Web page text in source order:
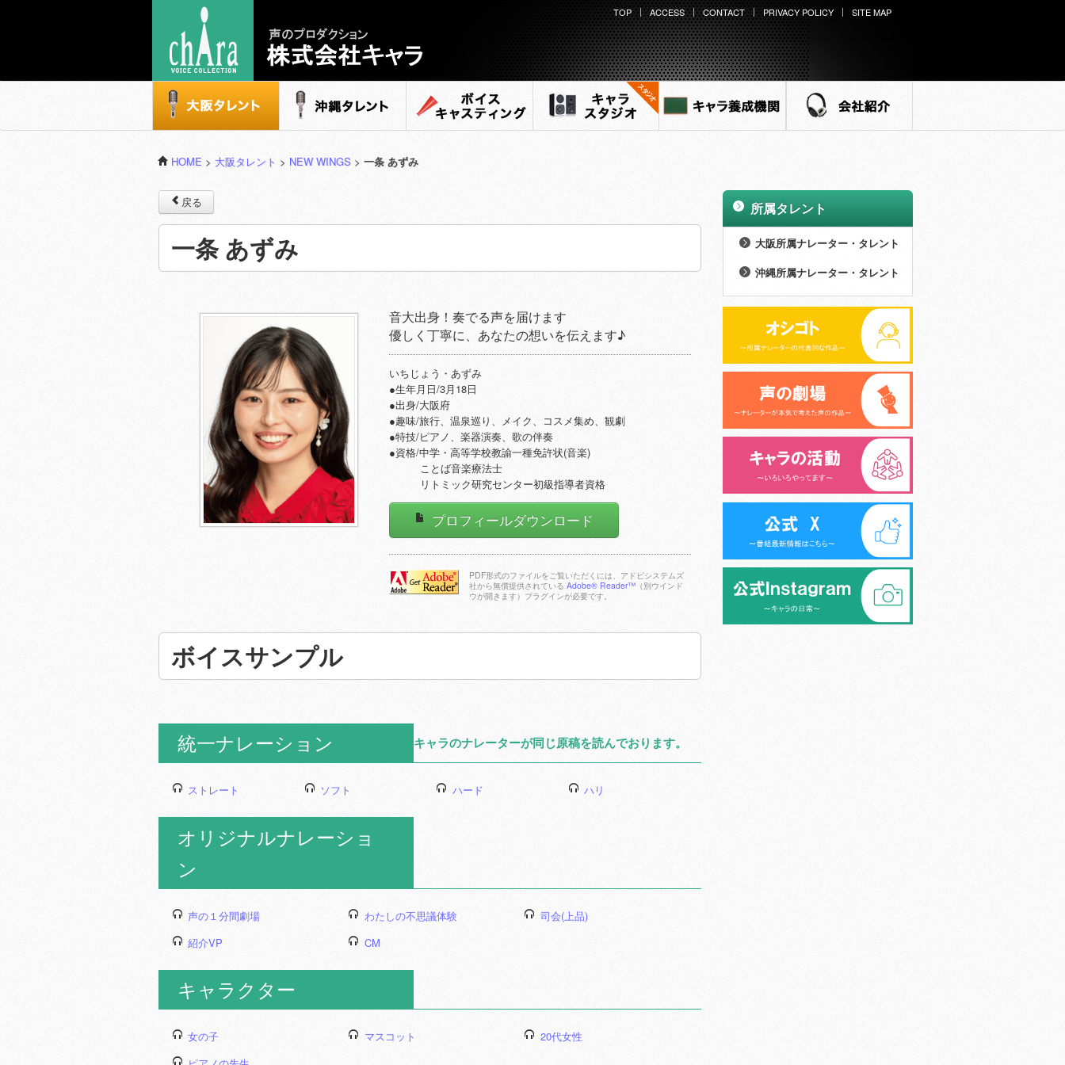
声のプロダクション - 株式会社キャラ
TOP ACCESS CONTACT PRIVACY POLICY SITE MAP
大阪タレント 沖縄タレント
HOME > 大阪タレント > NEW WINGS > 一条 あずみ
戻る
一条 あずみ
音大出身！奏でる声を届けます
優しく丁寧に、あなたの想いを伝えます♪
いちじょう・あずみ
●生年月日/3月18日
●出身/大阪府
●趣味/旅行、温泉巡り、メイク、コスメ集め、観劇
●特技/ピアノ、楽器演奏、歌の伴奏
●資格/中学・高等学校教諭一種免許状(音楽)
ことば音楽療法士
リトミック研究センター初級指導者資格
プロフィールダウンロード
ドする
PDF形式のファイルをご覧いただくには、アドビシステムズ
社から無償提供されている Adobe® Reader™（別ウインド
ウが開きます）プラグインが必要です。
ボイスサンプル
統一ナレーション キャラのナレーターが同じ原稿を読んでおります。
ストレート ソフト ハード ハリ
オリジナルナレーショ
ン
声の１分間劇場 わたしの不思議体験
司会(上品)
紹介VP
CM
キャラクター
女の子 マスコット
20代女性
>
所属タレント
大阪所属ナレーター・タレント
男性 (27名)
>
外様倶楽部 (15名)
シニア声優大学校 (6名)
沖縄所属ナレーター・タレント
男性 (8名)
>
女性 (21名)
>
NEW WINGS (7名)
外様倶楽部 (9名)
>
キャラキッズ (10名)